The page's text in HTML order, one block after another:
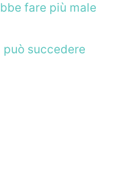
fare più male
succedere